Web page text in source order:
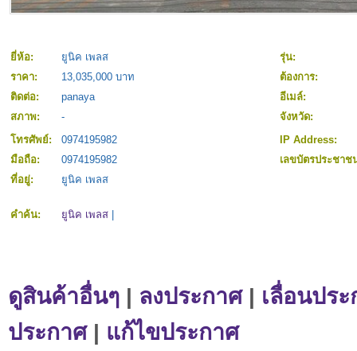
ยี่ห้อ: ยูนิค เพลส
รุ่น:
ราคา:
13,035,000 บาท
ต้องการ:
ติดต่อ:
panaya
อีเมล์:
สภาพ:
-
จังหวัด:
โทรศัพย์:
0974195982
IP Address:
มือถือ:
0974195982
เลขบัตรประชา
ที่อยู่:
ยูนิค เพลส
คำค้น: ยูนิค เพลส
ดูสินค้าอื่นๆ | ลงประกาศ| เลื่อนปร
ประกาศ| แก้ไขประกาศ